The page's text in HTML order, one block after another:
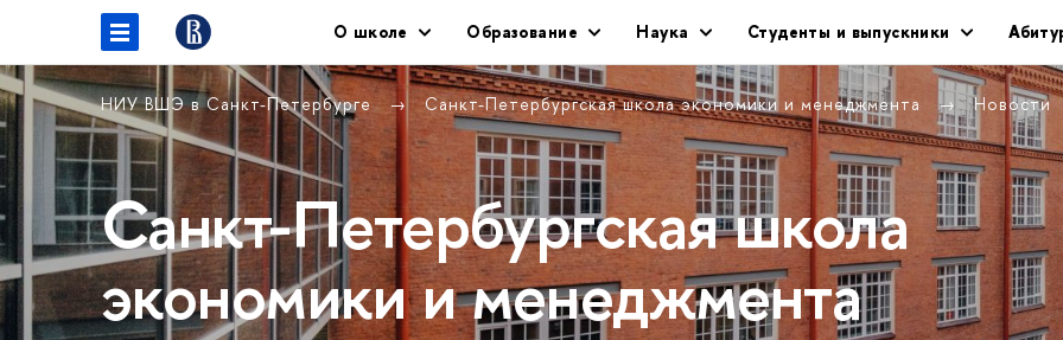
О школе Образование Наука Студенты и выпускники
НИУ ВШЭ в Санкт-Петербурге Санкт-Петербургская школа экономики и менеджмента Новости
Санкт-Петербургская школа
экономики и менеджмента